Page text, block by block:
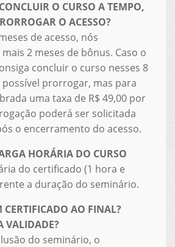
O CURSO A TEMPO,
O ACESSO?
de acesso, nós
2 meses de bônus. Caso o
concluir o curso nesses 8
possível prorrogar, mas para
uma taxa de R$ 49,00 por
poderá ser solicitada
o encerramento do acesso.
HORÁRIA DO CURSO
do certificado (1 hora e
a duração do seminário.
CERTIFICADO AO FINAL?
VALIDADE?
do seminário, o